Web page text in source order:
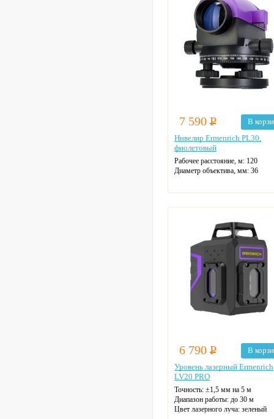
7 590 Р
В
Нивелир Ermenrich PL30,
фиолетовый
Рабочее расстояние, м: 120
Диаметр объектива, мм: 36
6 790 Р
В
Уровень лазерный Ermenrich
LV20 PRO
Точность: ±1,5 мм на 5 м
Диапазон работы: до 30 м
Цвет лазерного луча: зеленый